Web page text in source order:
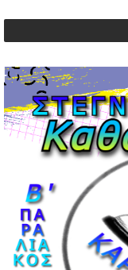
και Ολυμπιακού
02/05/2026 | 20:28
Περιστέρι:
15χρονους
02/05/2026 | 18:56
Ηνωμένα Αραβικά
στον εναέριο χώρο
02/05/2026 | 17:16
Η Αθηνά Λινού
στον νέο πολιτικό
02/05/2026 | 17:01